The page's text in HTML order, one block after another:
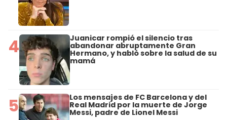
4 Juanicar rompió el silencio tras
abandonar abruptamente Gran
Hermano, y habló sobre la salud de su
mamá
5 Los mensajes de FC Barcelona y del
Real Madrid por la muerte de Jorge
Messi, padre de Lionel Messi